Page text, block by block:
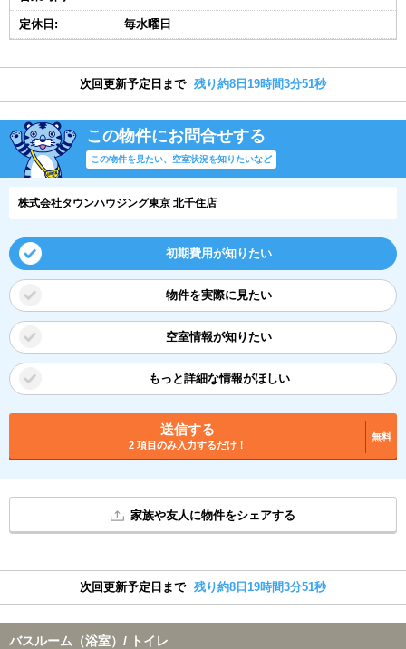
定休日: 毎水曜日
次回更新予定日まで 残り約8日19時間3分51秒
この物件にお問合せする
この物件を見たい、空室状況を知りたいなど
株式会社タウンハウジング東京 北千住店
初期費用が知りたい
物件を実際に見たい
空室情報が知りたい
もっと詳細な情報がほしい
送信する
2 項目のみ入力するだけ！
無料
家族や友人に物件をシェアする
次回更新予定日まで 残り約8日19時間3分51秒
バスルーム（浴室）/ トイレ